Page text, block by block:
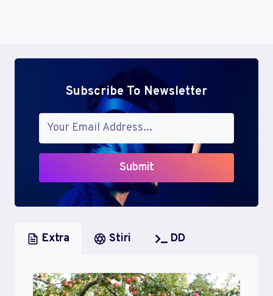
Subscribe To Newsletter
Submit
Extra Stiri DD